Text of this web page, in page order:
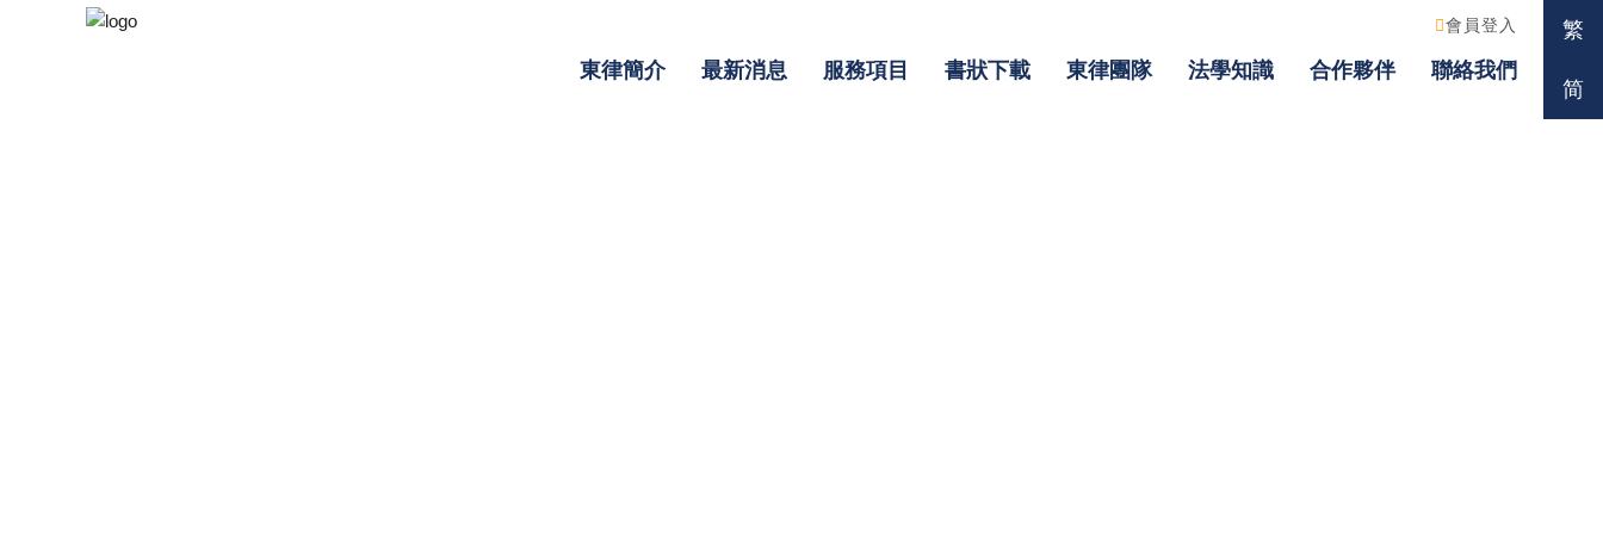
東律簡介 最新消息 服務項目 書狀下載 東律團隊 法學知識 合作夥伴 聯絡我們
繁
简
會員登入